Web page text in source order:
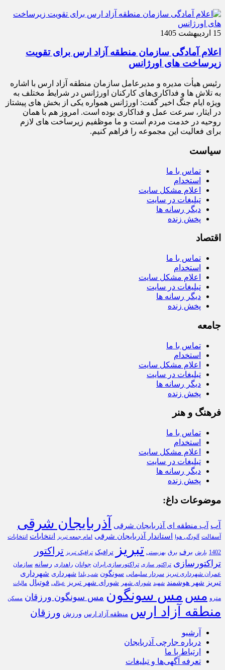
15 اردیبهشت 1405
اعلام آمادگی سازمان منطقه آزاد ارس برای تقویت
زیرساخت‌ های اورژانس
رئیس هیأت‌ مدیره و مدیرعامل سازمان منطقه آزاد ارس با اشاره
به تلاش‌ ها و فداکاری‌های کارکنان اورژانس در شرایط مختلف به‌
ویژه ایام جنگ اخیر گفت: اورژانس همواره یکی از بخش‌ های پیشتاز
در ایثار، سرعت‌ عمل و فداکاری بوده است. امروز هم با همان
روحیه در خدمت مردم است و ما موظفیم زیرساخت‌ های لازم
برای فعالیت این مجموعه را فراهم کنیم.
سیاست
تماس با ما
استخدام
اعلام مشکل سایت
تبلیغات در سایت
دیگر رسانه ها
پخش زنده
اقتصاد
تماس با ما
استخدام
اعلام مشکل سایت
تبلیغات در سایت
دیگر رسانه ها
پخش زنده
جامعه
تماس با ما
استخدام
اعلام مشکل سایت
تبلیغات در سایت
دیگر رسانه ها
پخش زنده
فرهنگ و هنر
تماس با ما
استخدام
اعلام مشکل سایت
تبلیغات در سایت
دیگر رسانه ها
پخش زنده
موضوعات داغ:
آب آب منطقه ای آذربایجان شرقی آذربایجان شرقی
آسفالت آلودگی هوا استاندار آذربایجان شرقی امام جمعه تبریز انتخابات انتخابات
1402 بارش برف برق بهزیستی تبریز ترافیک ترافیک تبریز تراکتور
تراکتورسازی تراکتور سازی تراکتورسازی ایران جوانان راهداری رسانه سازمان
عمران شهرداری تبریز سردار سلیمانی سونگون شب یلدا شهرداری شهرداری
تبریز شهر هوشمند شهید شورای شهر شورای شهر تبریز عینالی فوتبال مالیات
مترو مس مس سونگون مس سونگون ورزقان مسکن
منطقه آزاد ارس منظقه آزاد ارس ورزش ورزقان
آرشیو
درباره جارچی آذربایجان
ارتباط با ما
تعرفه آگهی‌ها و تبلیغات